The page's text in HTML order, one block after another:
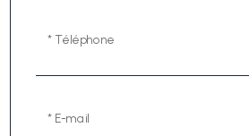
* Téléphone
* E-mail